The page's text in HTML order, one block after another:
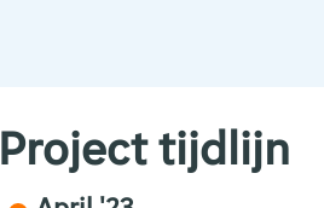
Project tijdlijn